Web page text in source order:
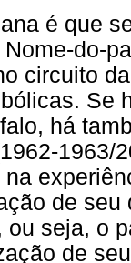
é que
do-
circuito
Se
há
1963/
de
ou seja, o
de